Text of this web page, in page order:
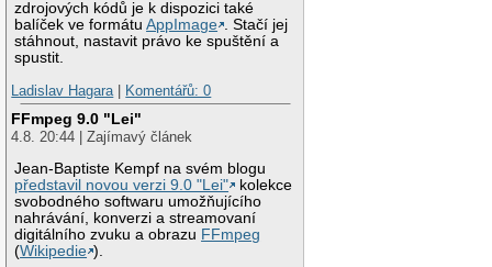
zdrojových kódů je k dispozici také
balíček ve formátuAppImage . Stačí jej
stáhnout, nastavit právo ke spuštění a
spustit.
Ladislav Hagara
Komentářů: 0
FFmpeg 9.0 "Lei"
4.8. 20:44 | Zajímavý článek
Jean-Baptiste Kempf na svém blogu
představil novou verzi 9.0 "Lei"
kolekce
svobodného softwaru umožňujícího
nahrávání, konverzi a streamovaní
digitálního zvuku a obrazu FFmpeg
(Wikipedie ).